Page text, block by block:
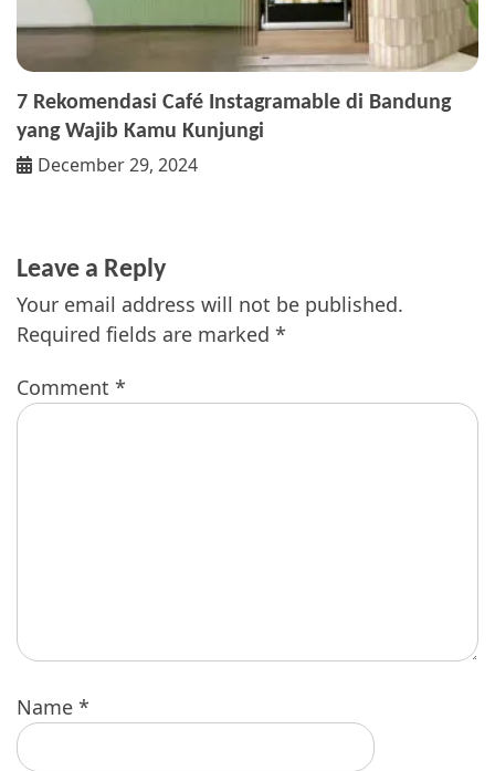
7 Rekomendasi Café Instagramable di Bandung
yang Wajib Kamu Kunjungi
December 29, 2024
Leave a Reply
Your email address will not be published.
Required fields are marked *
Comment *
Name *